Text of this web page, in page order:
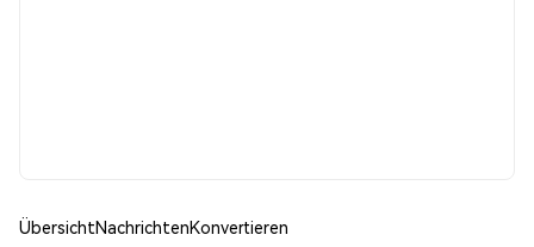
ÜbersichtNachrichtenKonvertieren